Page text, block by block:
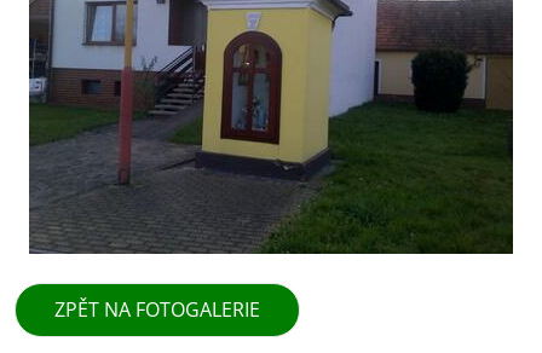
ZPĚT NA FOTOGALERIE